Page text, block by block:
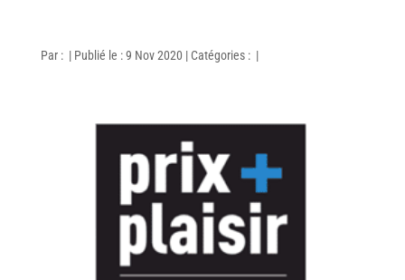
Par : | Publié le : 9 Nov 2020 | Catégories : |